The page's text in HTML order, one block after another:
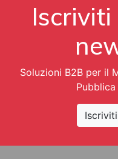
Soluzioni B2B per il